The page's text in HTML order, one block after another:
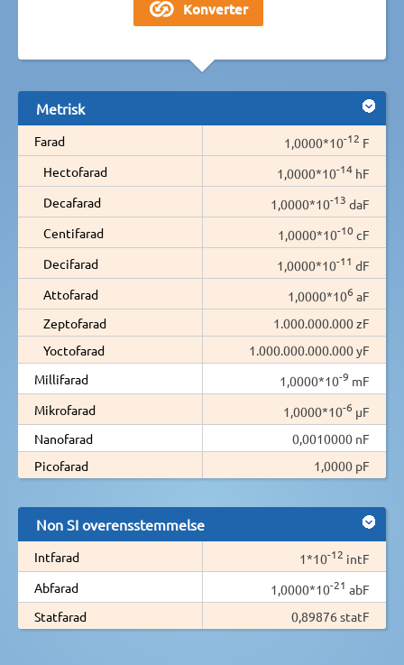
Metrisk
Farad 1,0000*10-12 F
Hectofarad
1,0000*10-14 hF
Decafarad
1,0000*10-13 daF
Centifarad
1,0000*10-10 cF
Decifarad
1,0000*10-11 dF
Attofarad
1,0000*106 aF
Zeptofarad
1.000.000.000 zF
Yoctofarad
1.000.000.000.000 yF
Millifarad
1,0000*10-9 mF
Mikrofarad
1,0000*10-6 µF
Nanofarad
0,0010000 nF
Picofarad
1,0000 pF
Non SI overensstemmelse
Intfarad 1*10-12 intF
Abfarad
1,0000*10-21 abF
Statfarad
0,89876 statF